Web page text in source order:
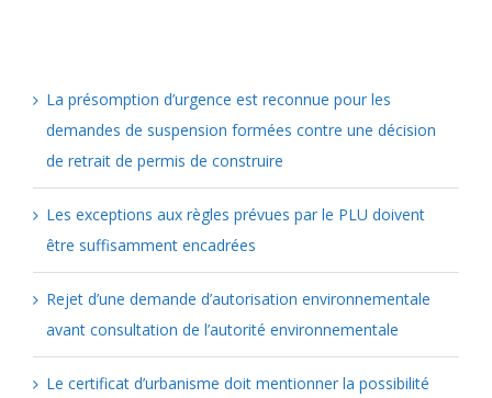
La présomption d’urgence est reconnue pour les
demandes de suspension formées contre une décision
de retrait de permis de construire
Les exceptions aux règles prévues par le PLU doivent
être suffisamment encadrées
Rejet d’une demande d’autorisation environnementale
avant consultation de l’autorité environnementale
Le certificat d’urbanisme doit mentionner la possibilité